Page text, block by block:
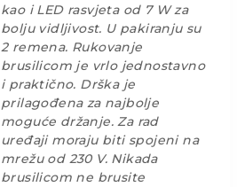
kao i LED rasvjeta od 7 W za
bolju vidljivost. U pakiranju su
2 remena. Rukovanje
brusilicom je vrlo jednostavno
i praktično. Drška je
prilagođena za najbolje
moguće držanje. Za rad
uređaji moraju biti spojeni na
mrežu od 230 V. Nikada
brusilicom ne brusite